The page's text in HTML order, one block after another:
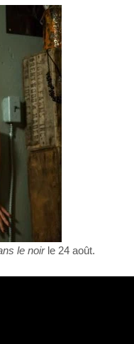
le noirle 24 août.